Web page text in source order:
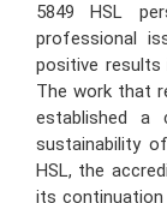
5849 HSL
professional
positive results
The work that
established
sustainability
HSL, the
its continuation